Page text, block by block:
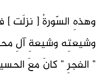
وهذهِ السّورةُ [ نزلَت
وشيعتِه وشيعةِ آلِ
" الفجرِ " كانَ معَ